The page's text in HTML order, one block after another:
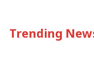
Trending